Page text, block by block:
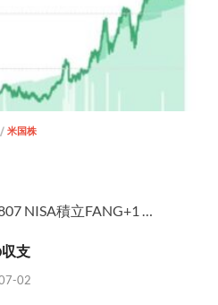
/ 米国株
NISA積立FANG+1 …
支
02